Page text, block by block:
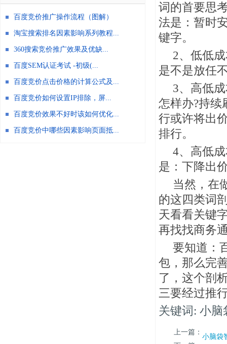
词的首要思
法是：暂时
键字。
2、低低
是不是放任
3、高低
怎样办?持续
行或许将出
排行。
4、高低
是：下降出
当然，在
的这四类词
天看看关键
再找找商务
要知道：
包，那么完
了，这个剖
三要经过推
关键词: 小
上一篇： 小脑袋
百度竞价推广操作流程（图解）
淘宝搜索排名因素影响系列教程...
360搜索竞价推广效果及优缺...
百度SEM认证考试 -初级(...
百度竞价点击价格的计算公式及...
百度竞价如何设置IP排除，屏...
百度竞价效果不好时该如何优化...
百度竞价中哪些因素影响页面抵...